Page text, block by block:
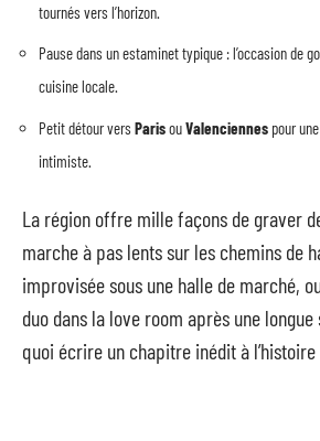
tournés vers l’horizon.
Pause dans un estaminet typique : l’occasion de
cuisine locale.
Petit détour vers ParisouValenciennes pour
intimiste.
La région offre mille façons de graver
marche à pas lents sur les chemins de
improvisée sous une halle de marché,
duo dans la love room après une longue
quoi écrire un chapitre inédit à